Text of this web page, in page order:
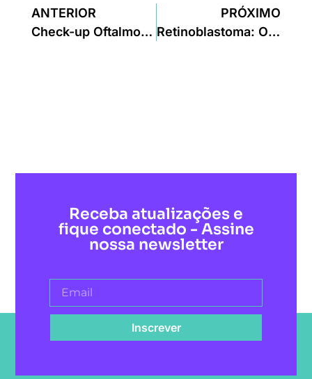
ANTERIOR
Check-up Oftalmológico: tipos, para que serve e quando fazer
PRÓXIMO
Retinoblastoma: O que é, como diagnosticar e tratar
Receba atualizações e
fique conectado - Assine
nossa newsletter
Inscrever